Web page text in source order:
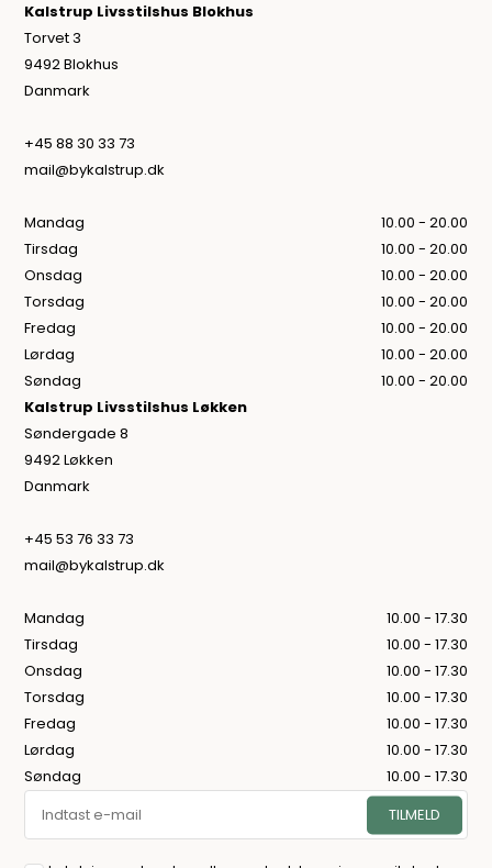
Kalstrup Livsstilshus Blokhus
Torvet 3
9492 Blokhus
Danmark
+45 88 30 33 73
mail@bykalstrup.dk
Mandag
10.00 - 20.00
Tirsdag
10.00 - 20.00
Onsdag
10.00 - 20.00
Torsdag
10.00 - 20.00
Fredag
10.00 - 20.00
Lørdag
10.00 - 20.00
Søndag
10.00 - 20.00
Kalstrup Livsstilshus Løkken
Søndergade 8
9492 Løkken
Danmark
+45 53 76 33 73
mail@bykalstrup.dk
Mandag
10.00 - 17.30
Tirsdag
10.00 - 17.30
Onsdag
10.00 - 17.30
Torsdag
10.00 - 17.30
Fredag
10.00 - 17.30
Lørdag
10.00 - 17.30
Søndag
10.00 - 17.30